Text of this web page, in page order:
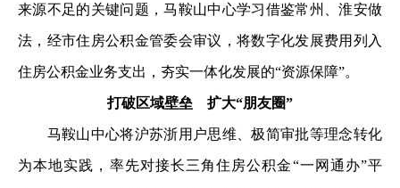
来源不足的关键问题，马鞍山中心学习借鉴常州、淮安做
法，经市住房公积金管委会审议，将数字化发展费用列入
住房公积金业务支出，夯实一体化发展的“资源保障”。
打破区域壁垒 扩大“朋友圈”
马鞍山中心将沪苏浙用户思维、极简审批等理念转化
为本地实践，率先对接长三角住房公积金“一网通办”平